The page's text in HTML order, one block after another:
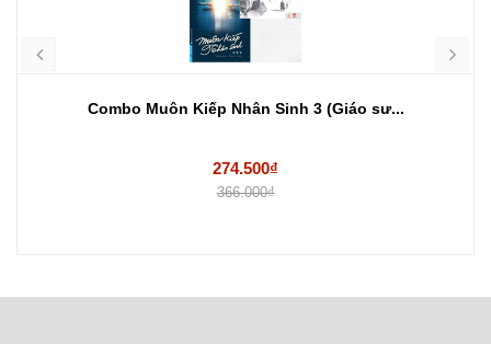
Combo Muôn Kiếp Nhân Sinh 3 (Giáo sư...
274.500₫
366.000₫